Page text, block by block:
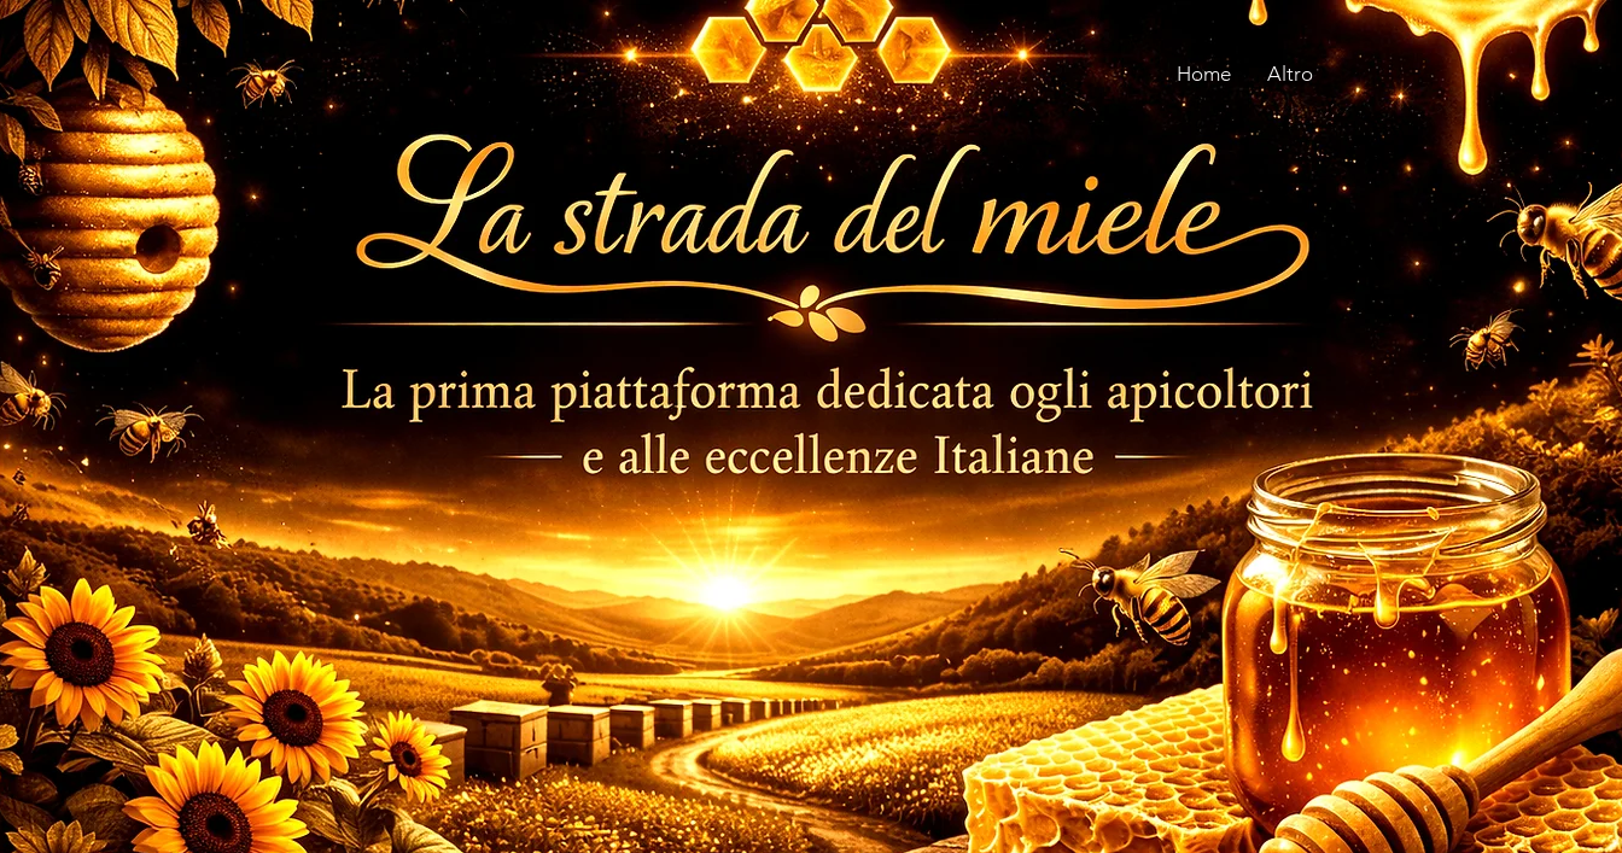
Home Altro